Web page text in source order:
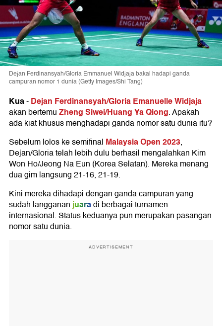
Dejan Ferdinansyah/Gloria Emmanuel Widjaja bakal hadapi ganda
campuran nomor 1 dunia (Getty Images/Shi Tang)
Kua-Dejan Ferdinansyah/Gloria Emanuelle Widjaja
akan bertemuZheng Siwei/Huang Ya Qiong. Apakah
ada kiat khusus menghadapi ganda nomor satu dunia itu?
Sebelum lolos ke semifinal Malaysia Open 2023,
Dejan/Gloria telah lebih dulu berhasil mengalahkan Kim
Won Ho/Jeong Na Eun (Korea Selatan). Mereka menang
dua gim langsung 21-16, 21-19.
Kini mereka dihadapi dengan ganda campuran yang
sudah langgananjuaradi berbagai turnamen
internasional. Status keduanya pun merupakan pasangan
nomor satu dunia.
ADVERTISEMENT